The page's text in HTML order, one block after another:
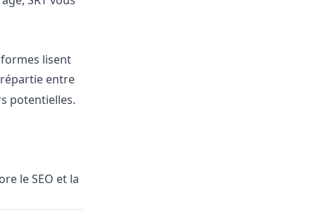
lisent
entre
potentielles.
le SEO et la